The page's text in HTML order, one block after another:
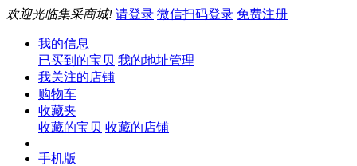
欢迎光临集采商城! 请登录 微信扫码登录 免费注册
我的信息
已买到的宝贝 我的地址管理
我关注的店铺
购物车
收藏夹
收藏的宝贝 收藏的店铺
手机版